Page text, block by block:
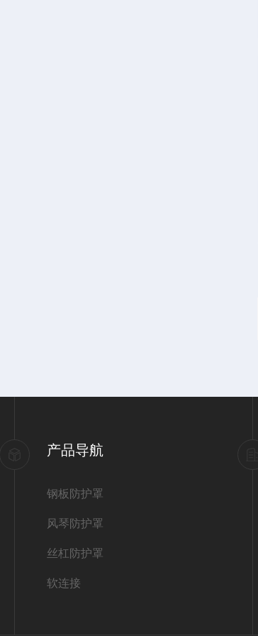
产品导航
钢板防护罩
风琴防护罩
丝杠防护罩
软连接